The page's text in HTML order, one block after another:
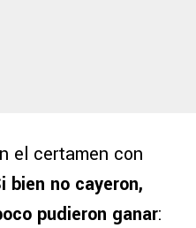
el certamen con
bien no cayeron,
pudieron ganar: